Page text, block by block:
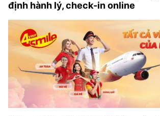
định hành lý, check-in online